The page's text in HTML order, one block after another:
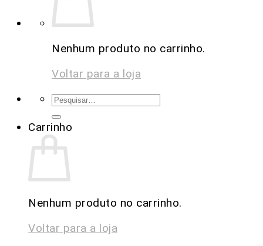
Nenhum produto no carrinho.
Voltar para a loja
Carrinho
Nenhum produto no carrinho.
Voltar para a loja